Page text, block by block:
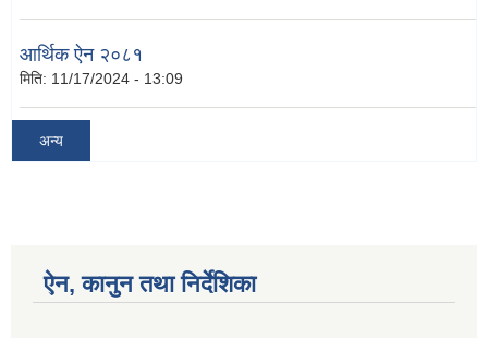
आर्थिक ऐन २०८१
मिति: 11/17/2024 - 13:09
अन्य
ऐन, कानुन तथा निर्देशिका